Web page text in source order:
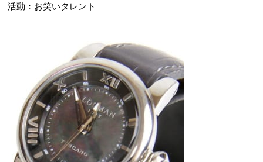
活動：お笑いタレント